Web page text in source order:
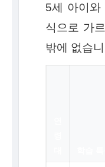
5세 아이와
식으로 가
밖에 없습